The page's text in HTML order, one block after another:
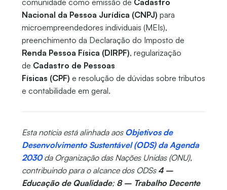
comunidade como emissão de Cadastro
Nacional da Pessoa Jurídica (CNPJ) para
microempreendedores individuais (MEIs),
preenchimento da Declaração do Imposto de
Renda Pessoa Física (DIRPF), regularização
de Cadastro de Pessoas
Físicas (CPF) e resolução de dúvidas sobre tributos
e contabilidade em geral.
Esta notícia está alinhada aos Objetivos de
Desenvolvimento Sustentável (ODS) da Agenda
2030da Organização das Nações Unidas (ONU),
contribuindo para o alcance dos ODSs 4 –
Educação de Qualidade; 8 – Trabalho Decente